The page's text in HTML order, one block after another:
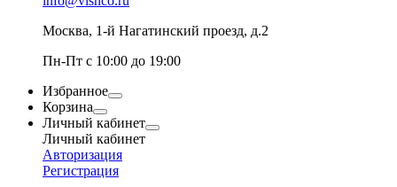
Москва, 1-й Нагатинский проезд, д.2
Пн-Пт с 10:00 до 19:00
Избранное
Корзина
Личный кабинет
Личный кабинет
Авторизация
Регистрация